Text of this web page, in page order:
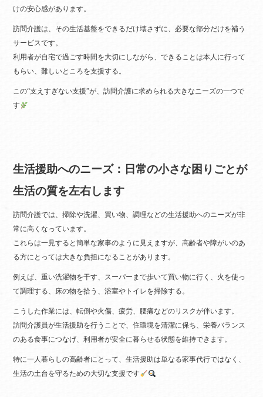
けの安心感があります。
訪問介護は、その生活基盤をできるだけ壊さずに、必要な部分だけを補う
サービスです。
利用者が自宅で過ごす時間を大切にしながら、できることは本人に行って
もらい、難しいところを支援する。
この“支えすぎない支援”が、訪問介護に求められる大きなニーズの一つで
す
生活援助へのニーズ：日常の小さな困りごとが
生活の質を左右します
訪問介護では、掃除や洗濯、買い物、調理などの生活援助へのニーズが非
常に高くなっています。
これらは一見すると簡単な家事のように見えますが、高齢者や障がいのあ
る方にとっては大きな負担になることがあります。
例えば、重い洗濯物を干す、スーパーまで歩いて買い物に行く、火を使っ
て調理する、床の物を拾う、浴室やトイレを掃除する。
こうした作業には、転倒や火傷、疲労、腰痛などのリスクが伴います。
訪問介護員が生活援助を行うことで、住環境を清潔に保ち、栄養バランス
のある食事につなげ、利用者が安全に暮らせる状態を維持できます。
特に一人暮らしの高齢者にとって、生活援助は単なる家事代行ではなく、
生活の土台を守るための大切な支援です